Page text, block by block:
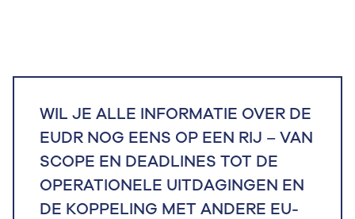
WIL JE ALLE INFORMATIE OVER DE
EUDR NOG EENS OP EEN RIJ – VAN
SCOPE EN DEADLINES TOT DE
OPERATIONELE UITDAGINGEN EN
DE KOPPELING MET ANDERE EU-